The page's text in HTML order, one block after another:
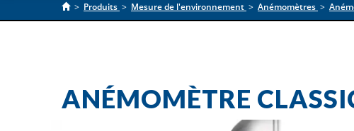
> Produits > Mesure de l'environnement > Anémomètres >
ANÉMOMÈTRE